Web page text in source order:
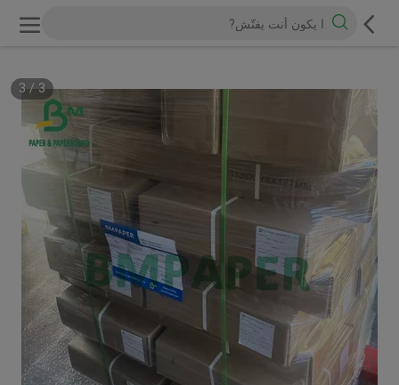
3
/
3